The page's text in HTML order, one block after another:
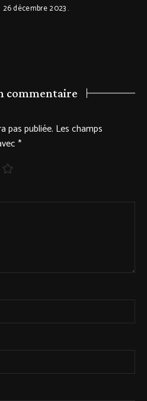
26 décembre 2023
commentaire
pas publiée. Les champs
*